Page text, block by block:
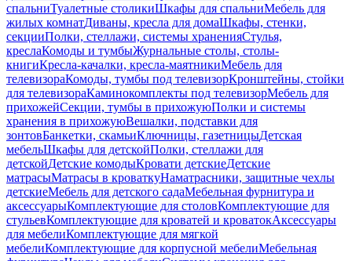
спальниТуалетные столикиШкафы для спальниМебель для
жилых комнатДиваны, кресла для домаШкафы, стенки,
секцииПолки, стеллажи, системы храненияСтулья,
креслаКомоды и тумбыЖурнальные столы, столы-
книгиКресла-качалки, кресла-маятникиМебель для
телевизораКомоды, тумбы под телевизорКронштейны, стойки
для телевизораКаминокомплекты под телевизорМебель для
прихожейСекции, тумбы в прихожуюПолки и системы
хранения в прихожуюВешалки, подставки для
зонтовБанкетки, скамьиКлючницы, газетницыДетская
мебельШкафы для детскойПолки, стеллажи для
детскойДетские комодыКровати детскиеДетские
матрасыМатрасы в кроваткуНаматрасники, защитные чехлы
детскиеМебель для детского садаМебельная фурнитура и
аксессуарыКомплектующие для столовКомплектующие для
стульевКомплектующие для кроватей и кроватокАксессуары
для мебелиКомплектующие для мягкой
мебелиКомплектующие для корпусной мебелиМебельная